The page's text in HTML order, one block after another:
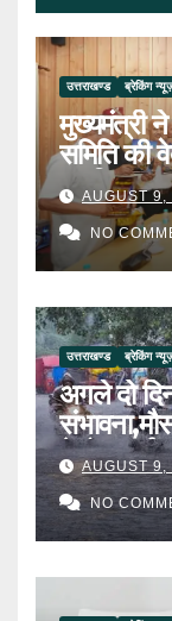
उत्तराखण्ड ब्रेकिंग
मुख्यमंत्री ने
समिति की
स्मारिका
AUGUST
NO
उत्तराखण्ड ब्रेकिंग
अगले दो
येलो अलर्ट
AUGUST
NO